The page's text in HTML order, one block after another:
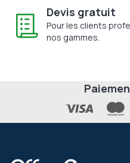
Devis gratuit
Pour les clients
nos gammes.